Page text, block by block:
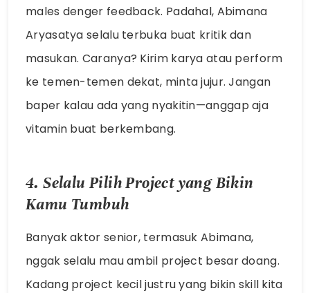
males denger feedback. Padahal, Abimana
Aryasatya selalu terbuka buat kritik dan
masukan. Caranya? Kirim karya atau perform
ke temen-temen dekat, minta jujur. Jangan
baper kalau ada yang nyakitin—anggap aja
vitamin buat berkembang.
4. Selalu Pilih Project yang Bikin
Kamu Tumbuh
Banyak aktor senior, termasuk Abimana,
nggak selalu mau ambil project besar doang.
Kadang project kecil justru yang bikin skill kita